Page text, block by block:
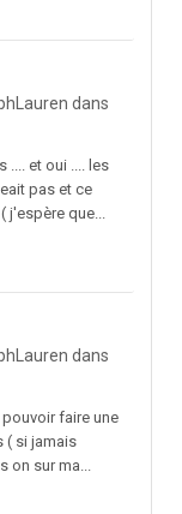
dans
.... et oui .... les
pas et ce
j'espère que...
dans
faire une
( si jamais
on sur ma...